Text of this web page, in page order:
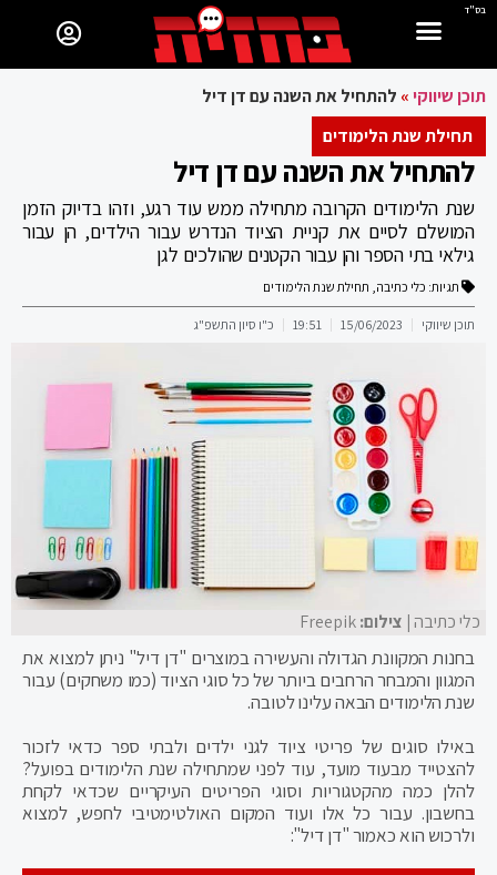
בס"ד
תוכן שיווקי» להתחיל את השנה עם דן דיל
תחילת שנת הלימודים
להתחיל את השנה עם דן דיל
שנת הלימודים הקרובה מתחילה ממש עוד רגע, וזהו בדיוק הזמן
המושלם לסיים את קניית הציוד הנדרש עבור הילדים, הן עבור
גילאי בתי הספר והן עבור הקטנים שהולכים לגן
תגיות: כלי כתיבה, תחילת שנת הלימודים
תוכן שיווקי 15/06/2023
19:51 כ"ו סיון התשפ"ג
כלי כתיבה| צילום:Freepik
בחנות המקוונת הגדולה והעשירה במוצרים "דן דיל" ניתן למצוא את
המגוון והמבחר הרחבים ביותר של כל סוגי הציוד (כמו משחקים) עבור
שנת הלימודים הבאה עלינו לטובה.
באילו סוגים של פריטי ציוד לגני ילדים ולבתי ספר כדאי לזכור
להצטייד מבעוד מועד, עוד לפני שמתחילה שנת הלימודים בפועל?
להלן כמה מהקטגוריות וסוגי הפריטים העיקריים שכדאי לקחת
בחשבון. עבור כל אלו ועוד המקום האולטימטיבי לחפש, למצוא
ולרכוש הוא כאמור "דן דיל":